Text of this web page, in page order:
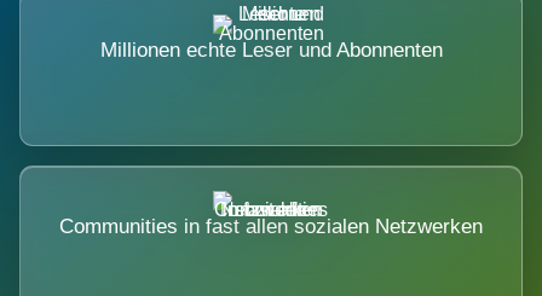
Millionen echte Leser und Abonnenten
Communities in fast allen sozialen Netzwerken